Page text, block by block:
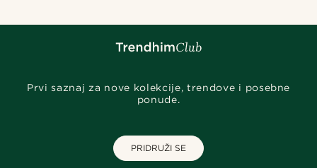
Prvi saznaj za nove kolekcije, trendove i posebne
ponude.
PRIDRUŽI SE